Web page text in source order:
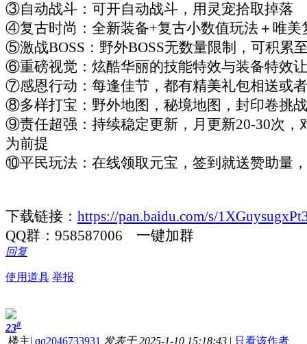
③自动战斗：可开自动战斗，用灵宠拾取掉落
④复古时尚：全新装备+复古小数值玩法＋唯
⑤激战BOSS：野外BOSS无数量限制，可积累
⑥重磅视觉：炫酷华丽的技能特效与装备特效
⑦感恩行动：每逢佳节，都有精美礼包相送或
⑧多样打宝：野外地图，秘境地图，封印卷挑
⑨责任超强：持续稳定更新，月更新20-30次，
为前提
⑩平民玩法：在线领取元宝，签到就送赞助量
下载链接： https://pan.baidu.com/s/
QQ群：958587006 一键加群
回复
使用道具 举报
23#
楼主| qq2046733931 发表于 2025-1-10 15:18:43 | 只看该作者